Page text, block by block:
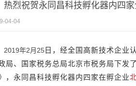
热烈祝贺永同昌科技孵化器内四
04-04
2019年2月25日，经全国高新技术企业
局、国家税务总局北京市税务局下发
，永同昌科技孵化器内四家在孵企业